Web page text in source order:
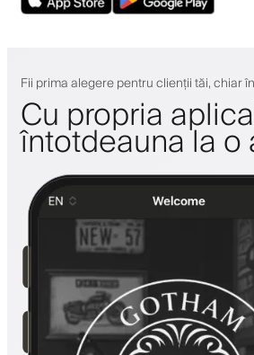
Fii prima alegere pentru clienții tăi, chiar
Cu propria
întotdeauna la